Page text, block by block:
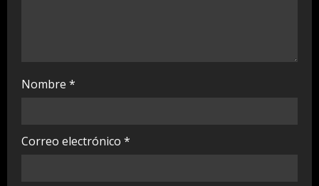
Nombre *
Correo electrónico *